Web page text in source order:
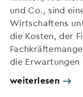
und Co., sind
Wirtschaftens
die Kosten, der
die Erwartungen
weiterlesen